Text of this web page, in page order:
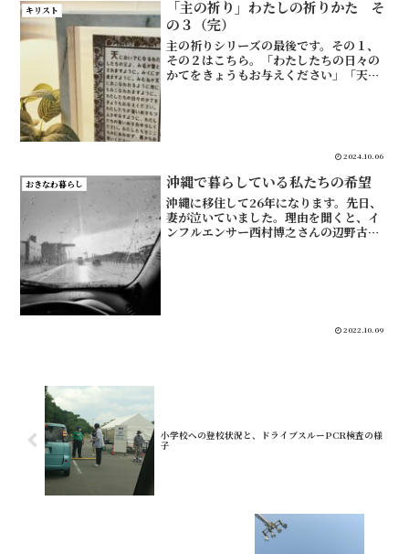
キリスト
「主の祈り」わたしの祈りかた そ
の３（完）
主の祈りシリーズの最後です。その１、
その２はこちら。「わたしたちの日々の
かてをきょうもお与えください」「天に
2024.10.06
おきなわ暮らし 沖縄で暮らしている私たちの希望
沖縄に移住して26年になります。先日、
妻が泣いていました。理由を聞くと、イ
ンフルエンサー西村博之さんの辺野古の
2022.10.09
小学校への登校状況と、ドライブスルーPCR検査の様
子